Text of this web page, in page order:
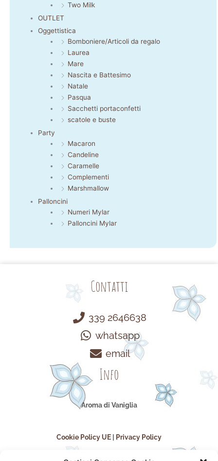
Two Milk
OUTLET
Oggettistica
Bomboniere/Articoli da regalo
Laurea
Mare
Nascita e Battesimo
Natale
Pasqua
Sacchetti portaconfetti
scatole e buste
Party
Macaron
Candeline
Caramelle
Complementi
Marshmallow
Palloncini
Numeri Mylar
Palloncini Mylar
Contatti
339 2646638
whatsapp
email
Info
Aroma di Vaniglia
Cookie Policy UE Privacy Policy